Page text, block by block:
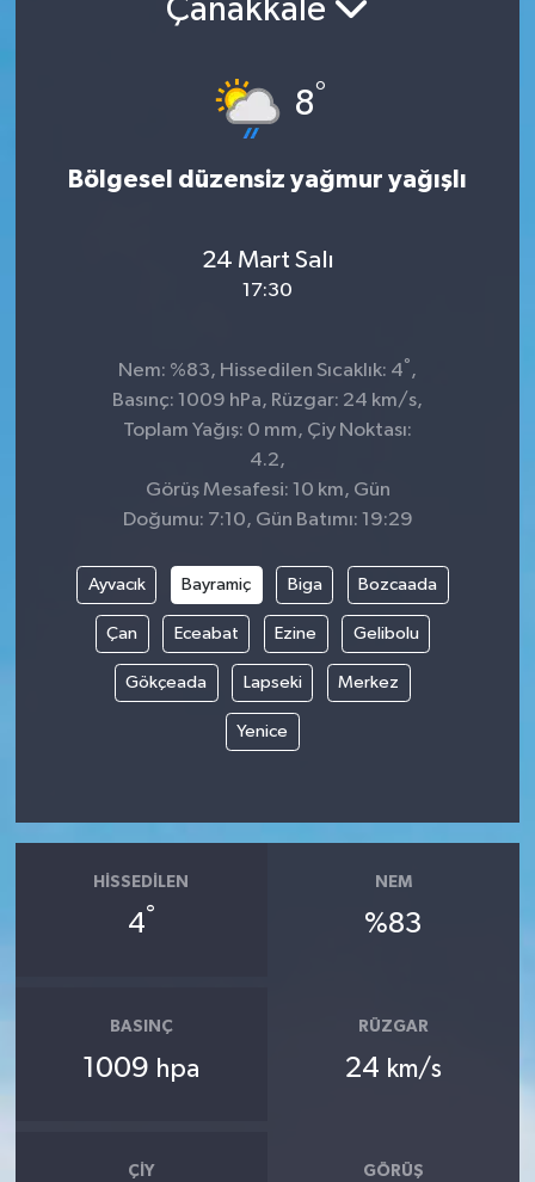
Çanakkale
8°
Bölgesel düzensiz yağmur yağışlı
24 Mart Salı
17:30
Nem: %83, Hissedilen Sıcaklık: 4° ,
Basınç: 1009 hPa, Rüzgar: 24 km/s,
Toplam Yağış: 0 mm, Çiy Noktası:
4.2,
Görüş Mesafesi: 10 km, Gün
Doğumu: 7:10, Gün Batımı: 19:29
Ayvacık Bayramiç Biga Bozcaada
Çan Eceabat Ezine Gelibolu
Gökçeada Lapseki Merkez
Yenice
HISSEDILEN
4°
NEM
%83
BASINÇ
1009 hpa
RÜZGAR
24 km/s
ÇIY GÖRÜŞ